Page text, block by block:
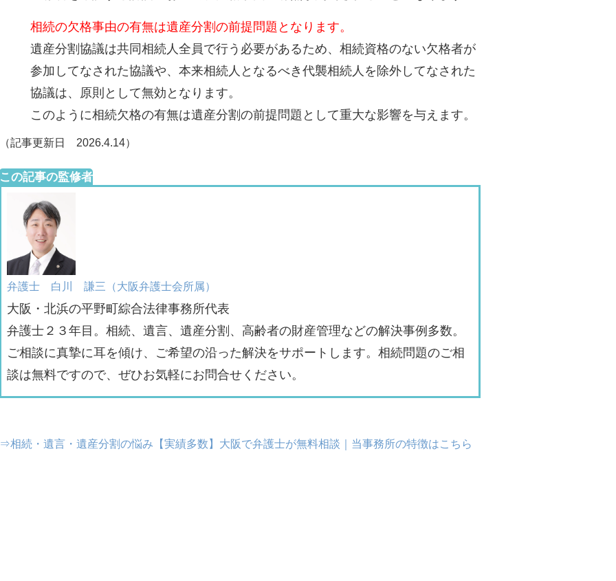
相続の欠格事由の有無は遺産分割の前提問題となります。
遺産分割協議は共同相続人全員で行う必要があるため、相続資格のない欠格者が
参加してなされた協議や、本来相続人となるべき代襲相続人を除外してなされた
協議は、原則として無効となります。
このように相続欠格の有無は遺産分割の前提問題として重大な影響を与えます。
（記事更新日 2026.4.14）
この記事の監修者
弁護士 白川 謙三（大阪弁護士会所属）
大阪・北浜の平野町綜合法律事務所代表
弁護士２３年目。相続、遺言、遺産分割、高齢者の財産管理などの解決事例多数。
ご相談に真摯に耳を傾け、ご希望の沿った解決をサポートします。相続問題のご相
談は無料ですので、ぜひお気軽にお問合せください。
⇒相続・遺言・遺産分割の悩み【実績多数】大阪で弁護士が無料相談｜当事務所の特徴はこちら